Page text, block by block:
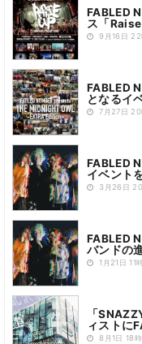
FABLED
ス「
9月16日
FABLED
となるイ
7月27日
FABLED
イベント
3月26日
FABLED
バンドの
1月21日 11
「
ィストに
8月1日 18